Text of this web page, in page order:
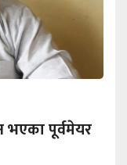
भएका पूर्वमेयर